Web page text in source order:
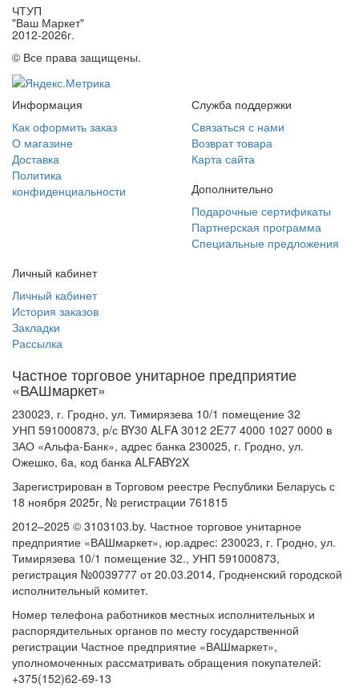
ЧТУП
"Ваш Маркет"
2012-2026г.
© Все права защищены.
Информация
Как оформить заказ
О магазине
Доставка
Политика
конфиденциальности
Служба поддержки
Связаться с нами
Возврат товара
Карта сайта
Дополнительно
Подарочные сертификаты
Партнерская программа
Специальные предложения
Личный кабинет
Личный кабинет
История заказов
Закладки
Рассылка
Частное торговое унитарное предприятие
«ВАШмаркет»
230023, г. Гродно, ул. Тимирязева 10/1 помещение 32
УНП 591000873, р/с BY30 ALFA 3012 2E77 4000 1027 0000 в
ЗАО «Альфа-Банк», адрес банка 230025, г. Гродно, ул.
Ожешко, 6а, код банка ALFABY2X
Зарегистрирован в Торговом реестре Республики Беларусь с
18 ноября 2025г, № регистрации 761815
2012–2025 © 3103103.by. Частное торговое унитарное
предприятие «ВАШмаркет», юр.адрес: 230023, г. Гродно, ул.
Тимирязева 10/1 помещение 32., УНП 591000873,
регистрация №0039777 от 20.03.2014, Гродненский городской
исполнительный комитет.
Номер телефона работников местных исполнительных и
распорядительных органов по месту государственной
регистрации Частное предприятие «ВАШмаркет»,
уполномоченных рассматривать обращения покупателей:
+375(152)62-69-13